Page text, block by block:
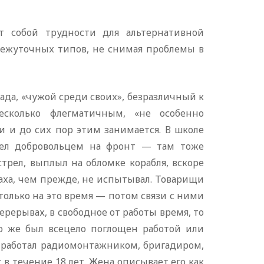
трудности для альтернативной
типов, не снимая проблемы в
«чужой среди своих», безразличный к
флегматичным, «не особенно
и до сих пор этим занимается. В школе
добровольцем на фронт — там тоже
выплыл на обломке корабля, вскоре
чем прежде, не испытывал. Товарищи
на это время — потом связи с ними
в свободное от работы время, то
был всецело поглощен работой или
радиомонтажником, бригадиром,